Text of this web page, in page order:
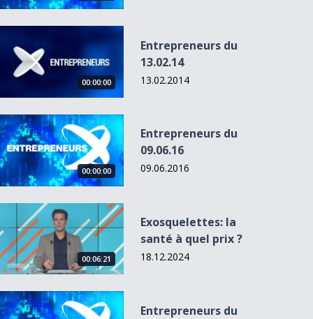
du 13.02.14
00:00:00
Entrepreneurs du
13.02.14
13.02.2014
du 09.06.16
00:00:00
Entrepreneurs du
09.06.16
09.06.2016
la santé à quel prix ?
00:06:21
Exosquelettes: la
santé à quel prix ?
18.12.2024
du 08.02.18
Entrepreneurs du